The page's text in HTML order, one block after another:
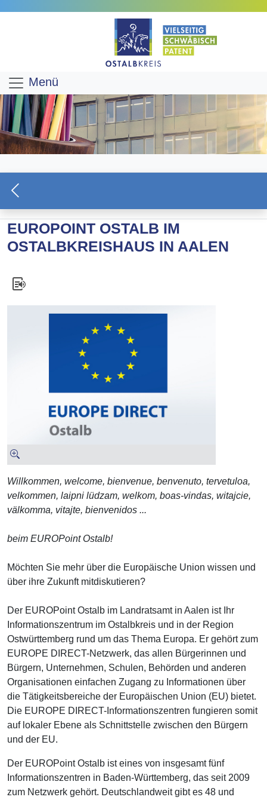
Menü
EUROPOINT OSTALB IM
OSTALBKREISHAUS IN AALEN
Willkommen, welcome, bienvenue, benvenuto, tervetuloa,
velkommen, laipni lüdzam, welkom, boas-vindas, witajcie,
välkomma, vitajte, bienvenidos ...
beim EUROPoint Ostalb!
Möchten Sie mehr über die Europäische Union wissen und
über ihre Zukunft mitdiskutieren?
Der EUROPoint Ostalb im Landratsamt in Aalen ist Ihr
Informationszentrum im Ostalbkreis und in der Region
Ostwürttemberg rund um das Thema Europa. Er gehört zum
EUROPE DIRECT-Netzwerk, das allen Bürgerinnen und
Bürgern, Unternehmen, Schulen, Behörden und anderen
Organisationen einfachen Zugang zu Informationen über
die Tätigkeitsbereiche der Europäischen Union (EU) bietet.
Die EUROPE DIRECT-Informationszentren fungieren somit
auf lokaler Ebene als Schnittstelle zwischen den Bürgern
und der EU.
Der EUROPoint Ostalb ist eines von insgesamt fünf
Informationszentren in Baden-Württemberg, das seit 2009
zum Netzwerk gehört. Deutschlandweit gibt es 48 und